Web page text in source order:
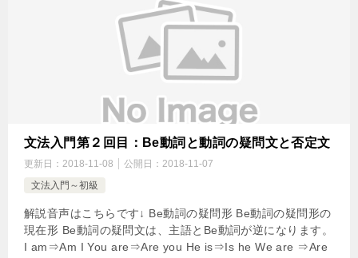
文法入門第２回目：Be動詞と動詞の疑問文と否定文
更新日： 2018-11-08 公開日： 2018-11-07
文法入門～初級
解説音声はこちらです↓ Be動詞の疑問形 Be動詞の疑問形の
現在形 Be動詞の疑問文は、主語とBe動詞が逆になります。
I am⇒Am I You are⇒Are you He is⇒Is he We are ⇒Are